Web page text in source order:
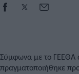
Σύμφωνα με το ΓΕΕΘΑ
πραγματοποιήθηκε